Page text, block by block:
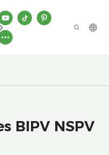
CONTÁCTENOS
BIPV NSPV